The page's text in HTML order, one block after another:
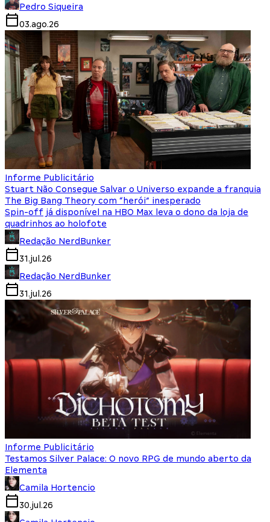
Pedro Siqueira
03.ago.26
Informe Publicitário
Stuart Não Consegue Salvar o Universo expande a franquia
The Big Bang Theory com “herói” inesperado
Spin-off já disponível na HBO Max leva o dono da loja de
quadrinhos ao holofote
Redação NerdBunker
31.jul.26
Redação NerdBunker
31.jul.26
Informe Publicitário
Testamos Silver Palace: O novo RPG de mundo aberto da
Elementa
Camila Hortencio
30.jul.26